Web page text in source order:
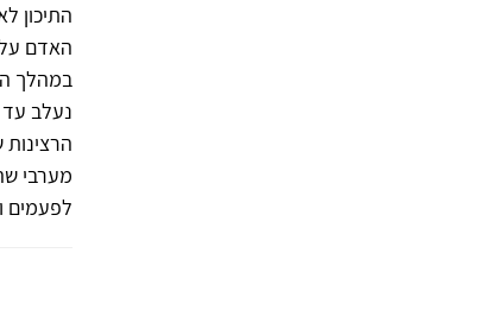
התיכון
האדם על
במהלך
נעלב עד
מערבי
לפעמים